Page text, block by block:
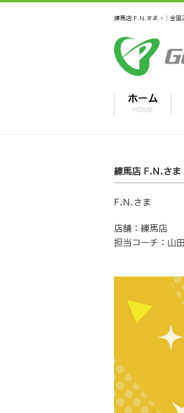
練馬店 F.N.さま -｜全国
ホーム
HOME
練馬店 F.N.さま
F.N.さま
店舗：練馬店
担当コーチ：山田